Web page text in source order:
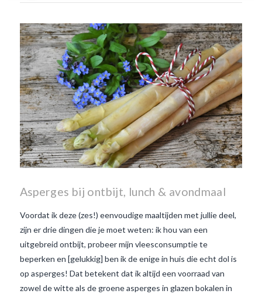
Nouveau naar? wat is
wanneer is beaujolais dag
wanneer is beaujolais
nouveau dag Wat is de dag
van Beaujolais Nouveau wat
is de traditie rond beaujolais
nouveau wat maakt
Beaujolais Nouveau zo
speciaal wat zijn tannines
witte beaujolais nouveau
Asperges bij ontbijt, lunch & avondmaal
Voordat ik deze (zes!) eenvoudige maaltijden met jullie deel,
zijn er drie dingen die je moet weten: ik hou van een
uitgebreid ontbijt, probeer mijn vleesconsumptie te
beperken en [gelukkig] ben ik de enige in huis die echt dol is
op asperges! Dat betekent dat ik altijd een voorraad van
zowel de witte als de groene asperges in glazen bokalen in